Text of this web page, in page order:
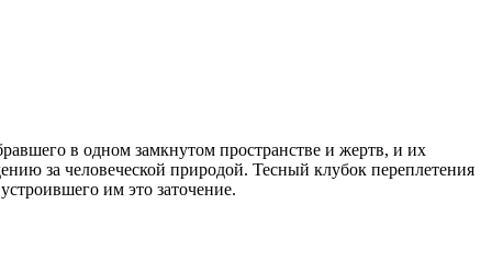
в одном замкнутом пространстве и жертв, и их
за человеческой природой. Тесный клубок переплетения
им это заточение.